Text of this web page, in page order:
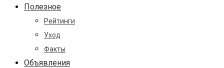
Полезное
Рейтинги
Уход
Факты
Объявления